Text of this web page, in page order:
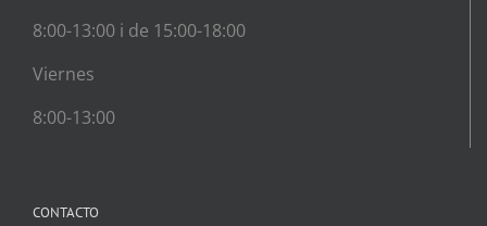
8:00-13:00 i de 15:00-18:00
Viernes
8:00-13:00
CONTACTO